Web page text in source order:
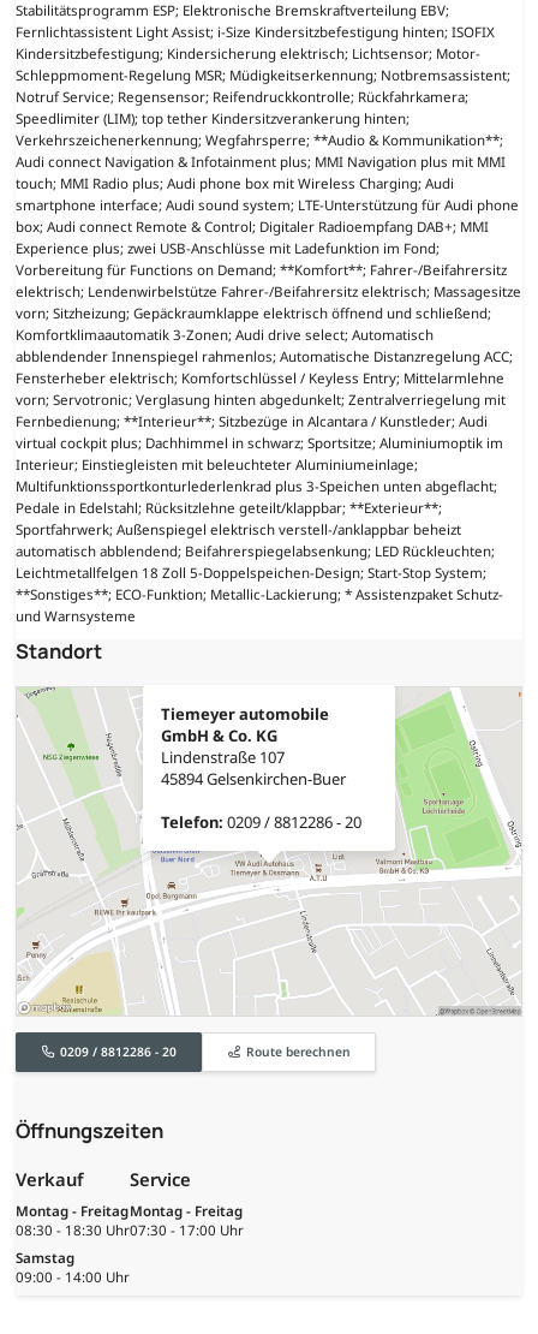
Stabilitätsprogramm ESP; Elektronische Bremskraftverteilung EBV;
Fernlichtassistent Light Assist; i-Size Kindersitzbefestigung hinten; ISOFIX
Kindersitzbefestigung; Kindersicherung elektrisch; Lichtsensor; Motor-
Schleppmoment-Regelung MSR; Müdigkeitserkennung; Notbremsassistent;
Notruf Service; Regensensor; Reifendruckkontrolle; Rückfahrkamera;
Speedlimiter (LIM); top tether Kindersitzverankerung hinten;
Verkehrszeichenerkennung; Wegfahrsperre; **Audio & Kommunikation**;
Audi connect Navigation & Infotainment plus; MMI Navigation plus mit MMI
touch; MMI Radio plus; Audi phone box mit Wireless Charging; Audi
smartphone interface; Audi sound system; LTE-Unterstützung für Audi phone
box; Audi connect Remote & Control; Digitaler Radioempfang DAB+; MMI
Experience plus; zwei USB-Anschlüsse mit Ladefunktion im Fond;
Vorbereitung für Functions on Demand; **Komfort**; Fahrer-/Beifahrersitz
elektrisch; Lendenwirbelstütze Fahrer-/Beifahrersitz elektrisch; Massagesitze
vorn; Sitzheizung; Gepäckraumklappe elektrisch öffnend und schließend;
Komfortklimaautomatik 3-Zonen; Audi drive select; Automatisch
abblendender Innenspiegel rahmenlos; Automatische Distanzregelung ACC;
Fensterheber elektrisch; Komfortschlüssel / Keyless Entry; Mittelarmlehne
vorn; Servotronic; Verglasung hinten abgedunkelt; Zentralverriegelung mit
Fernbedienung; **Interieur**; Sitzbezüge in Alcantara / Kunstleder; Audi
virtual cockpit plus; Dachhimmel in schwarz; Sportsitze; Aluminiumoptik im
Interieur; Einstiegleisten mit beleuchteter Aluminiumeinlage;
Multifunktionssportkonturlederlenkrad plus 3-Speichen unten abgeflacht;
Pedale in Edelstahl; Rücksitzlehne geteilt/klappbar; **Exterieur**;
Sportfahrwerk; Außenspiegel elektrisch verstell-/anklappbar beheizt
automatisch abblendend; Beifahrerspiegelabsenkung; LED Rückleuchten;
Leichtmetallfelgen 18 Zoll 5-Doppelspeichen-Design; Start-Stop System;
**Sonstiges**; ECO-Funktion; Metallic-Lackierung; * Assistenzpaket Schutz-
und Warnsysteme
Standort
Tiemeyer automobile
GmbH & Co. KG
Lindenstraße 107
45894 Gelsenkirchen-Buer
Telefon: 0209 / 8812286 - 20
0209 / 8812286 - 20 Route berechnen
Öffnungszeiten
Verkauf
Montag - Freitag
08:30 - 18:30 Uhr
Samstag
09:00 - 14:00 Uhr
Service
Montag - Freitag
07:30 - 17:00 Uhr